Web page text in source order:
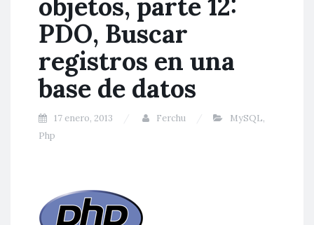
PDO, Buscar
registros en una
base de datos
17 enero, 2013 Ferchu MySQL,
Php